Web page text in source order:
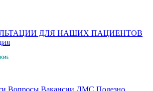
ДЛЯ НАШИХ ПАЦИЕНТОВ
Вопросы Вакансии ДМС Полезно